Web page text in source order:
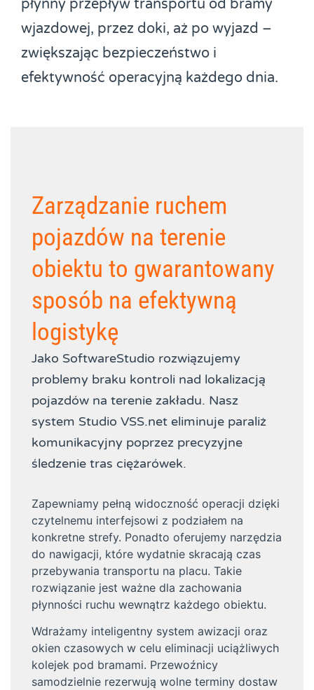
płynny przepływ transportu od bramy
wjazdowej, przez doki, aż po wyjazd –
zwiększając bezpieczeństwo i
efektywność operacyjną każdego dnia.
Zarządzanie ruchem
pojazdów na terenie
obiektu to gwarantowany
sposób na efektywną
logistykę
Jako SoftwareStudio rozwiązujemy
problemy braku kontroli nad lokalizacją
pojazdów na terenie zakładu. Nasz
system Studio VSS.net eliminuje paraliż
komunikacyjny poprzez precyzyjne
śledzenie tras ciężarówek.
Zapewniamy pełną widoczność operacji dzięki
czytelnemu interfejsowi z podziałem na
konkretne strefy. Ponadto oferujemy narzędzia
do nawigacji, które wydatnie skracają czas
przebywania transportu na placu. Takie
rozwiązanie jest ważne dla zachowania
płynności ruchu wewnątrz każdego obiektu.
Wdrażamy inteligentny system awizacji oraz
okien czasowych w celu eliminacji uciążliwych
kolejek pod bramami. Przewoźnicy
samodzielnie rezerwują wolne terminy dostaw